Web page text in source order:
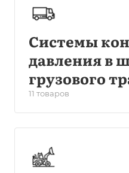
Системы
давления в
грузового
11 товаров